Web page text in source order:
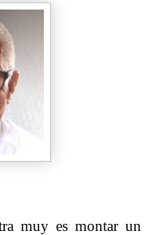
muy es montar un